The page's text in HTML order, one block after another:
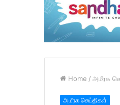
Home / அமீரக
அமீரக செய்திகள்